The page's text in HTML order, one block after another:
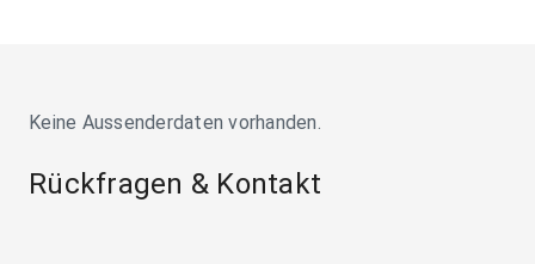
Keine Aussenderdaten vorhanden.
Rückfragen & Kontakt